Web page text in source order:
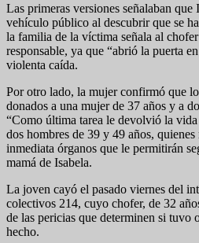
Las primeras versiones señalaban que
vehículo público al descubrir que se
la familia de la víctima señala al
responsable, ya que “abrió la puerta
violenta caída.
Por otro lado, la mujer confirmó que
donados a una mujer de 37 años y a
“Como última tarea le devolvió la
dos hombres de 39 y 49 años,
inmediata órganos que le permitirán
mamá de Isabela.
La joven cayó el pasado viernes del
colectivos 214, cuyo chofer, de 32
de las pericias que determinen si tuvo
hecho.